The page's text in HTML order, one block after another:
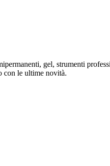
gel, strumenti
con le ultime novità.